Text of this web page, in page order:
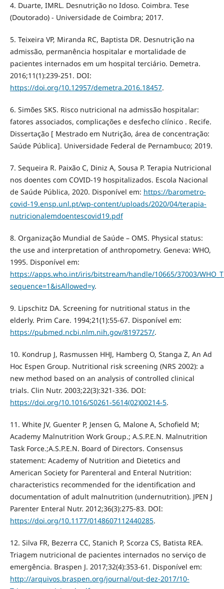
4. Duarte, IMRL. Desnutrição no Idoso. Coimbra. Tese
(Doutorado) - Universidade de Coimbra; 2017.
5. Teixeira VP, Miranda RC, Baptista DR. Desnutrição na
admissão, permanência hospitalar e mortalidade de
pacientes internados em um hospital terciário. Demetra.
2016;11(1):239-251. DOI:
https://doi.org/10.12957/demetra.2016.18457.
6. Simões SKS. Risco nutricional na admissão hospitalar:
fatores associados, complicações e desfecho clínico . Recife.
Dissertação [ Mestrado em Nutrição, área de concentração:
Saúde Pública]. Universidade Federal de Pernambuco; 2019.
7. Sequeira R. Paixão C, Diniz A, Sousa P. Terapia Nutricional
nos doentes com COVID-19 hospitalizados. Escola Nacional
de Saúde Pública, 2020. Disponível em: https://barometro-
covid-19.ensp.unl.pt/wp-content/uploads/2020/04/terapia-
nutricionalemdoentescovid19.pdf
8. Organização Mundial de Saúde – OMS. Physical status:
the use and interpretation of anthropometry. Geneva: WHO,
1995. Disponível em:
https://apps.who.int/iris/bitstream/handle/10665/37003/
sequence=1&isAllowed=y.
9. Lipschitz DA. Screening for nutritional status in the
elderly. Prim Care. 1994;21(1):55-67. Disponível em:
https://pubmed.ncbi.nlm.nih.gov/8197257/.
10. Kondrup J, Rasmussen HHJ, Hamberg O, Stanga Z, An Ad
Hoc Espen Group. Nutritional risk screening (NRS 2002): a
new method based on an analysis of controlled clinical
trials. Clin Nutr. 2003;22(3):321-336. DOI:
https://doi.org/10.1016/S0261-5614(02)00214-5.
11. White JV, Guenter P, Jensen G, Malone A, Schofield M;
Academy Malnutrition Work Group.; A.S.P.E.N. Malnutrition
Task Force.;A.S.P.E.N. Board of Directors. Consensus
statement: Academy of Nutrition and Dietetics and
American Society for Parenteral and Enteral Nutrition:
characteristics recommended for the identification and
documentation of adult malnutrition (undernutrition). JPEN J
Parenter Enteral Nutr. 2012;36(3):275-83. DOI:
https://doi.org/10.1177/0148607112440285.
12. Silva FR, Bezerra CC, Stanich P, Scorza CS, Batista REA.
Triagem nutricional de pacientes internados no serviço de
emergência. Braspen J. 2017;32(4):353-61. Disponível em:
http://arquivos.braspen.org/journal/out-dez-2017/10-